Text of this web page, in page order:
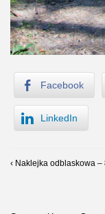
Facebook
LinkedIn
‹ Naklejka odblaskowa